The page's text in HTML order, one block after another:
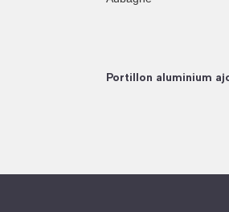
Portillon aluminium